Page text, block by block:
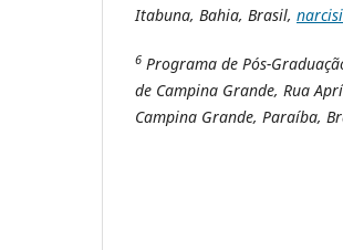
Itabuna, Bahia, Brasil,
6 Programa de Pós-
de Campina Grande, Rua
Campina Grande, Paraíba,